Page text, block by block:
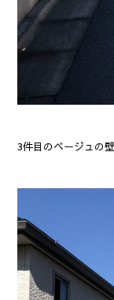
‎3件目のベージュの